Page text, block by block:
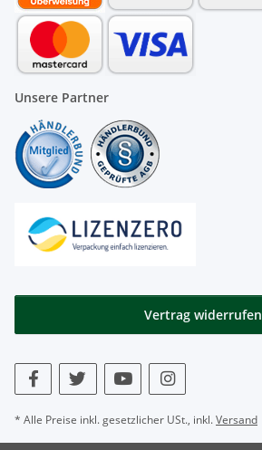
Unsere Partner
Vertrag widerrufen
* Alle Preise inkl. gesetzlicher USt., inkl.Versand